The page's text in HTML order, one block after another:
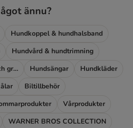
ännu?
Hundkoppel & hundhalsband
Hundvård & hundtrimning
Hundkojor, hundluckor och grindar
Hundsängar
Hundkläder
Biltillbehör
Vårprodukter
WARNER BROS COLLECTION